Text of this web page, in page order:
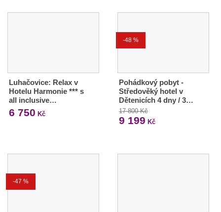
Luhačovice: Relax v
Hotelu Harmonie *** s
all inclusive…
6 750 Kč
-48 %
Pohádkový pobyt -
Středověký hotel v
Dětenicích 4 dny / 3…
17 800 Kč
9 199 Kč
-47 %